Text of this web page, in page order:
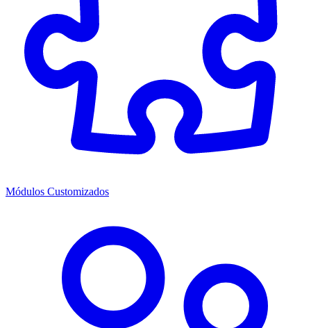
Módulos Customizados